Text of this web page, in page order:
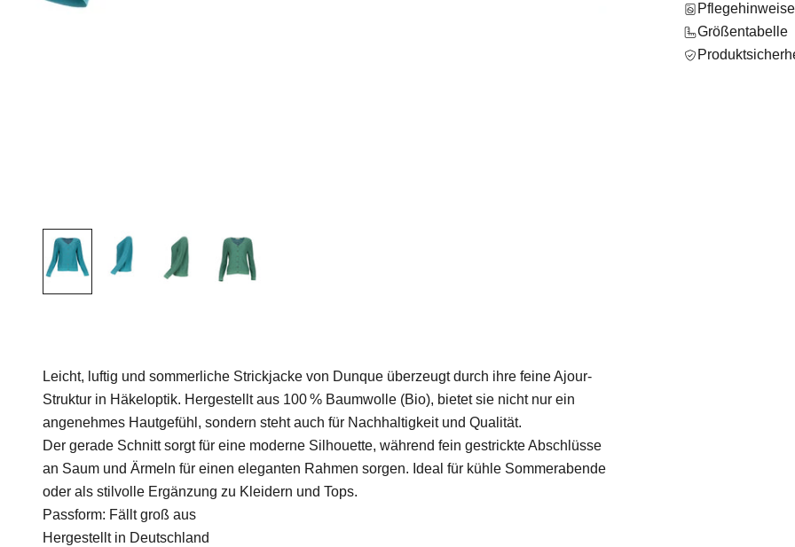
Pflegehinweise
Größentabelle
Leicht, luftig und sommerliche Strickjacke von Dunque überzeugt durch ihre feine Ajour-
Struktur in Häkeloptik. Hergestellt aus 100 % Baumwolle (Bio), bietet sie nicht nur ein
angenehmes Hautgefühl, sondern steht auch für Nachhaltigkeit und Qualität.
Der gerade Schnitt sorgt für eine moderne Silhouette, während fein gestrickte Abschlüsse
an Saum und Ärmeln für einen eleganten Rahmen sorgen. Ideal für kühle Sommerabende
oder als stilvolle Ergänzung zu Kleidern und Tops.
Passform: Fällt groß aus
Hergestellt in Deutschland